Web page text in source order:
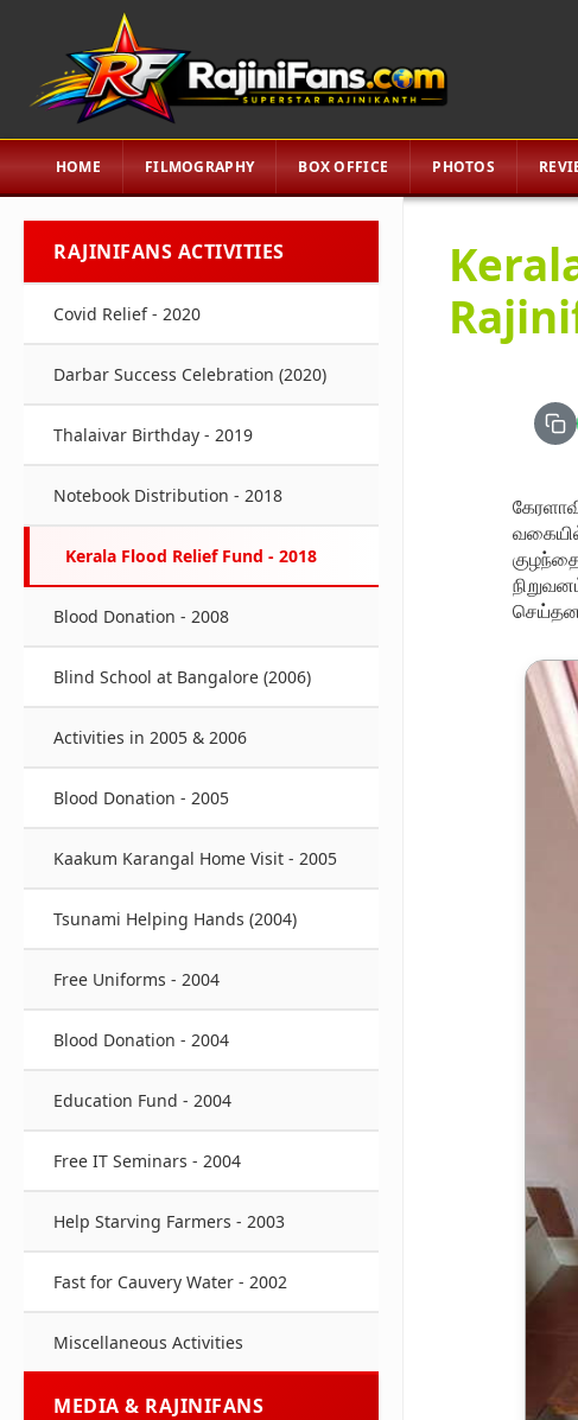
HOME FILMOGRAPHY BOX OFFICE PHOTOS
RAJINIFANS ACTIVITIES
Covid Relief - 2020
Darbar Success Celebration (2020)
Thalaivar Birthday - 2019
Notebook Distribution - 2018
Kerala Flood Relief Fund - 2018
Blood Donation - 2008
Blind School at Bangalore (2006)
Activities in 2005 & 2006
Blood Donation - 2005
Kaakum Karangal Home Visit - 2005
Tsunami Helping Hands (2004)
Free Uniforms - 2004
Blood Donation - 2004
Education Fund - 2004
Free IT Seminars - 2004
Help Starving Farmers - 2003
Fast for Cauvery Water - 2002
Miscellaneous Activities
MEDIA & RAJINIFANS